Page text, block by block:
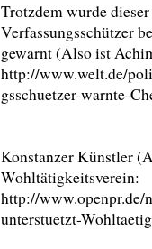
Trotzdem wurde
Verfassungsschützer
gewarnt (Also ist
http://www.welt.de/
gsschuetzer-warnte-
Konstanzer Künstler
Wohltätigkeitsverein:
http://www.openpr.de/
unterstuetzt-